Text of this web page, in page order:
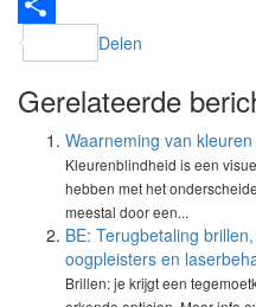
LinkedIn
Delen
Gerelateerde
Waarneming van
Kleurenblindheid is een
hebben met het
meestal door een...
BE: Terugbetaling
oogpleisters en
Brillen: je krijgt een